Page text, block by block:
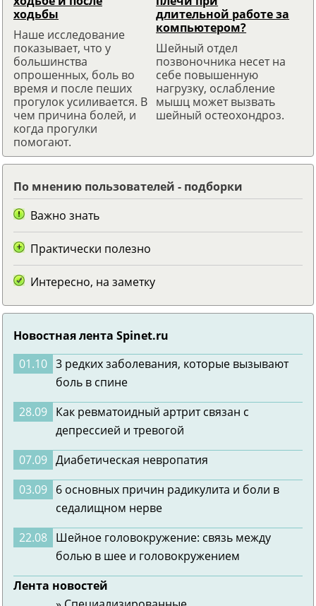
ходьбы
Наше исследование
показывает, что у
большинства
опрошенных, боль во
время и после пеших
прогулок усиливается. В
чем причина болей, и
когда прогулки
помогают.
длительной работе за
компьютером?
Шейный отдел
позвоночника несет на
себе повышенную
нагрузку, ослабление
мышц может вызвать
шейный остеохондроз.
По мнению пользователей - подборки
Важно знать
Практически полезно
Интересно, на заметку
Новостная лента Spinet.ru
01.10 3 редких заболевания, которые вызывают
боль в спине
28.09 Как ревматоидный артрит связан с
депрессией и тревогой
07.09 Диабетическая невропатия
03.09 6 основных причин радикулита и боли в
седалищном нерве
22.08 Шейное головокружение: связь между
болью в шее и головокружением
Лента новостей